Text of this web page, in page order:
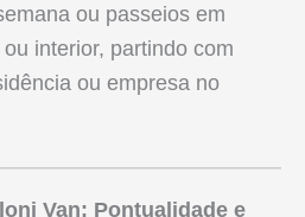
ou passeios em
interior, partindo com
ou empresa no
Van: Pontualidade e